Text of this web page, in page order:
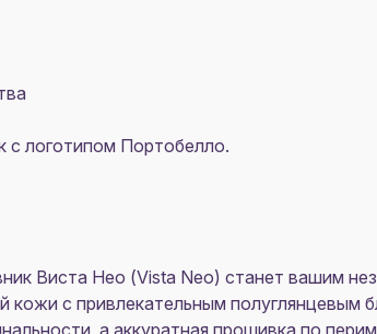
с логотипом Портобелло.
Виста Нео (Vista Neo) станет вашим
кожи c привлекательным
а аккуратная прошивка по